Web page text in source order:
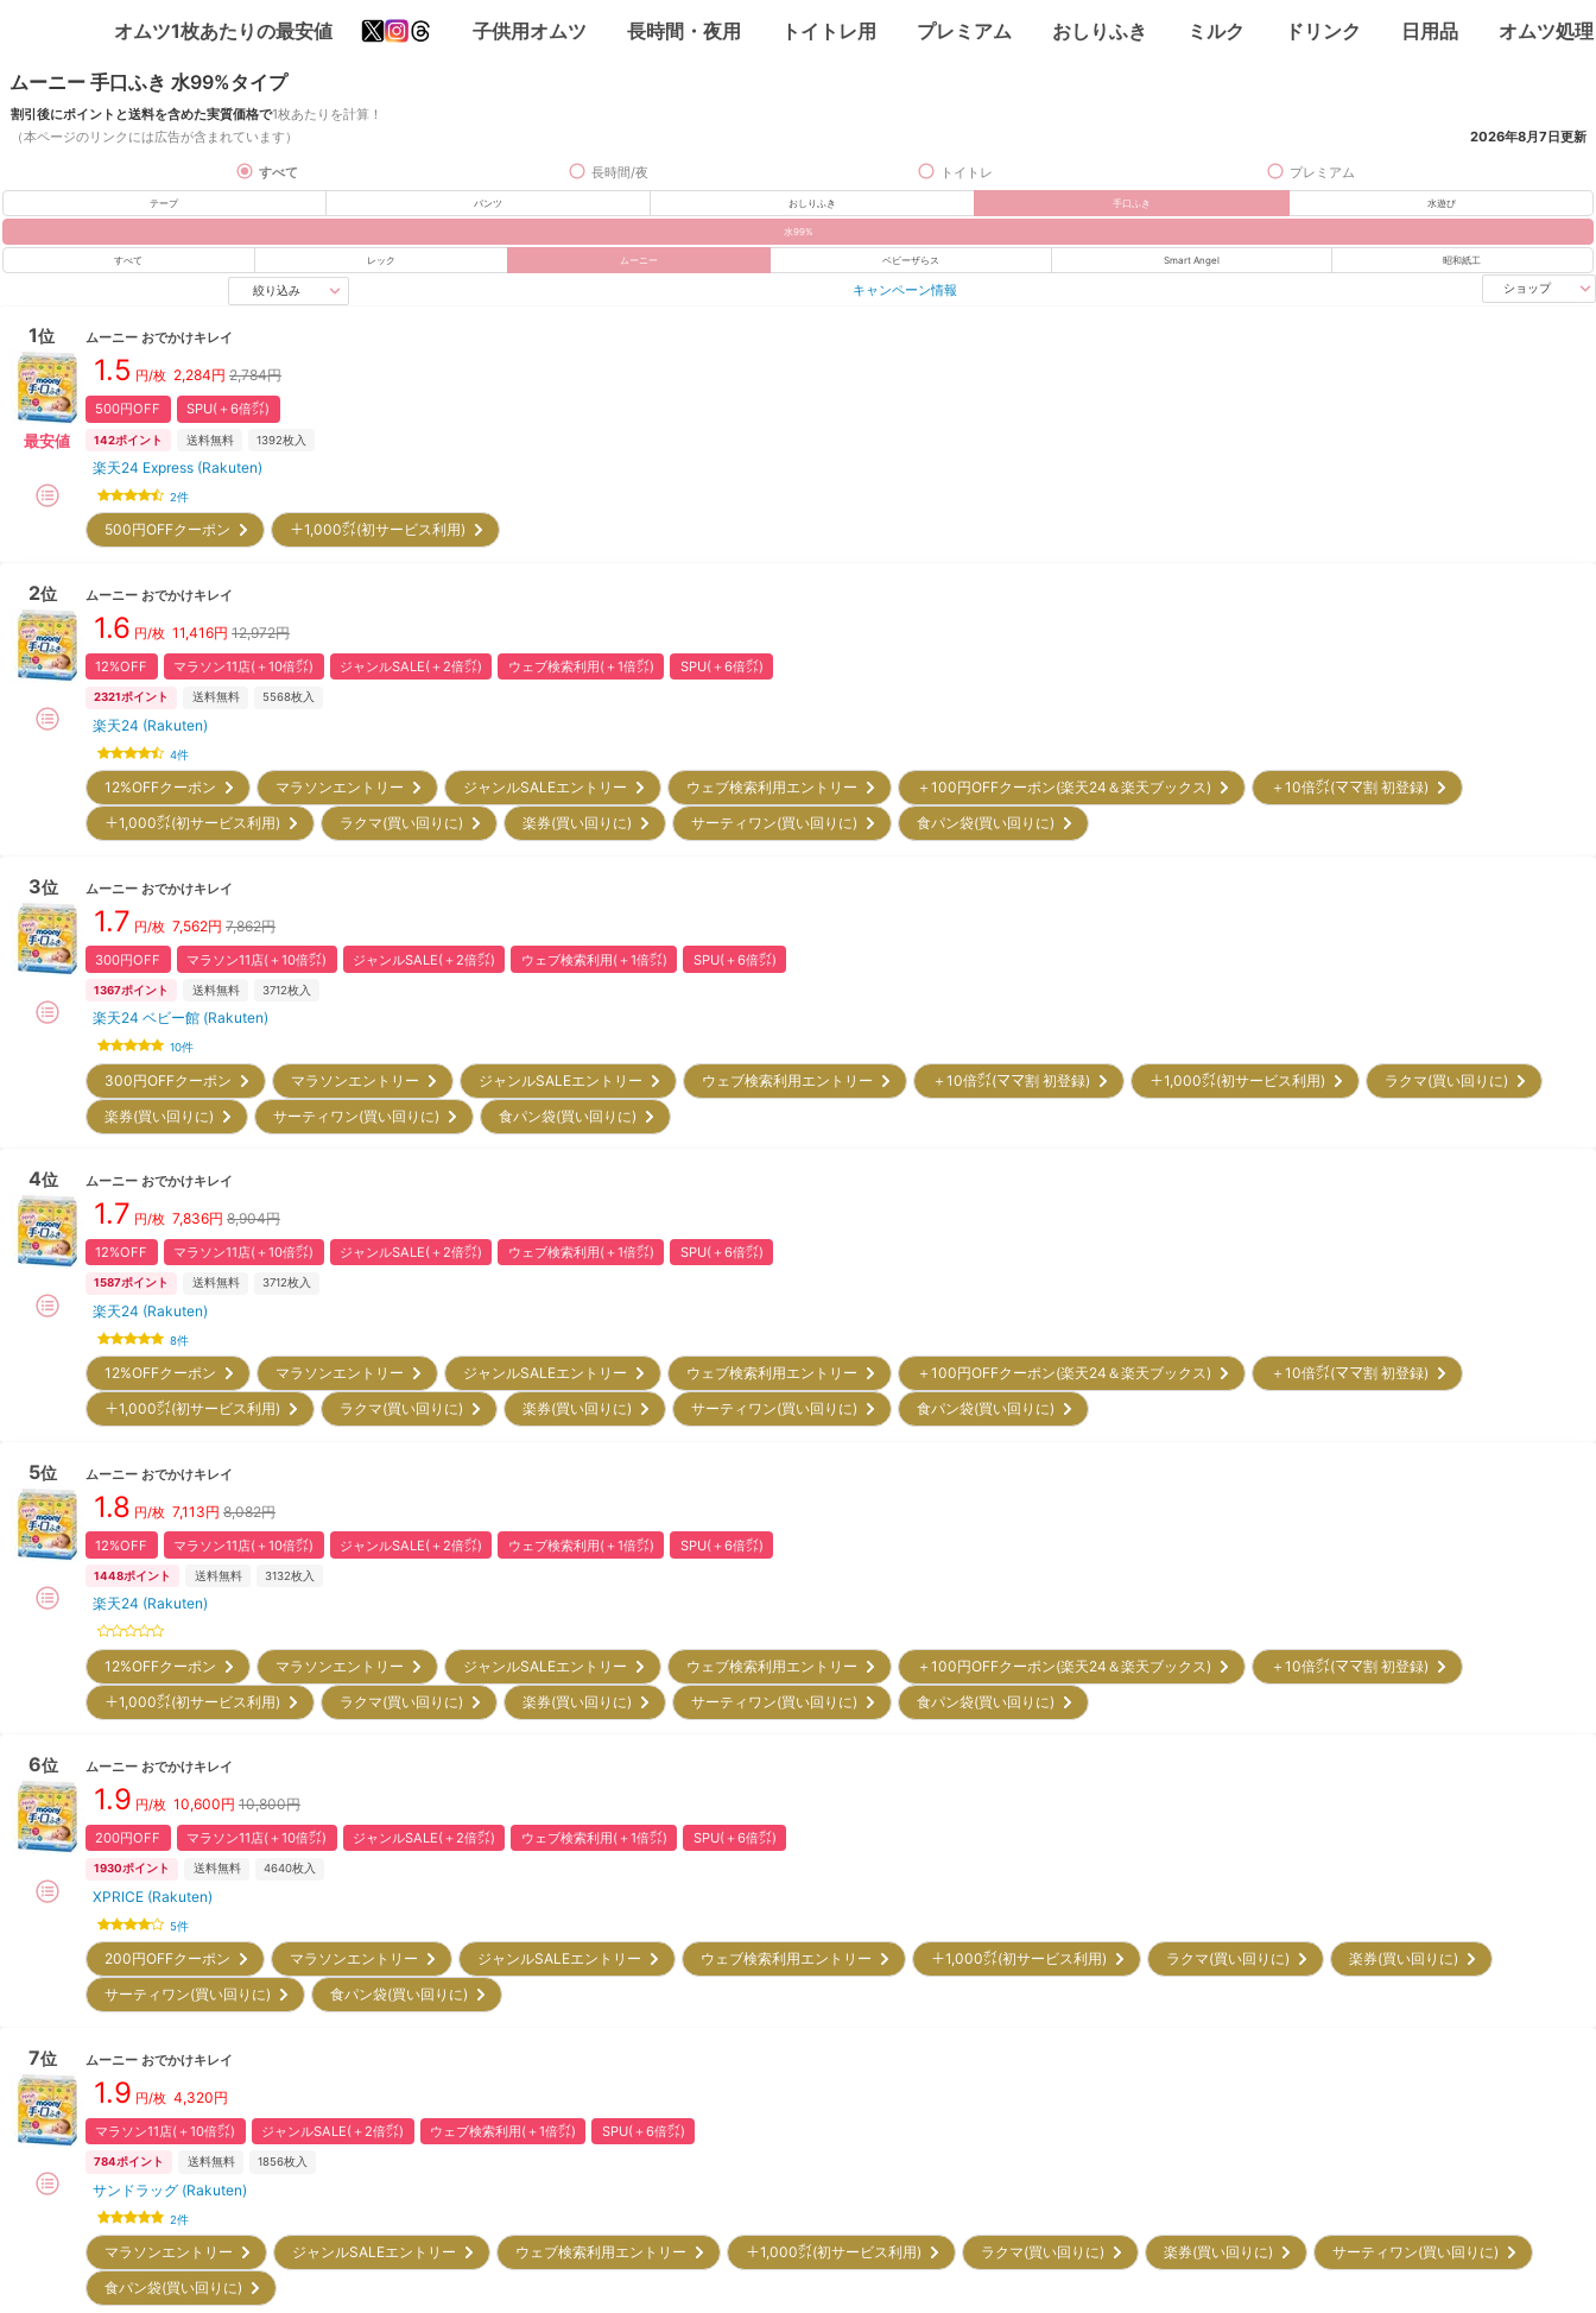
オムツ1枚あたりの最安値 子供用オムツ 長時間・夜用 トイトレ用 プレミアム おしりふき ミルク ドリンク 日用品 オムツ処理
ムーニー 手口ふき 水99%タイプ
割引後にポイントと送料を含めた実質価格で1枚あたりを計算！
（本ページのリンクには広告が含まれています）
2026年8月7日更新
すべて 長時間/夜 トイトレ プレミアム
テープ パンツ おしりふき 手口ふき 水遊び
水99%
すべて レック ムーニー ベビーザらス Smart Angel 昭和紙工
絞り込み キャンペーン情報 ショップ
1位
最安値
ムーニー おでかけキレイ
1.5 円/枚 2,284円 2,784円
500円OFF SPU(＋6倍㌽)
142ポイント 送料無料 1392枚入
楽天24 Express (Rakuten)
2件
500円OFFクーポン ＋1,000㌽(初サービス利用)
2位 ムーニー おでかけキレイ
1.6 円/枚 11,416円 12,972円
12%OFF マラソン11店(＋10倍㌽) ジャンルSALE(＋2倍㌽) ウェブ検索利用(＋1倍㌽) SPU(＋6倍㌽)
2321ポイント 送料無料 5568枚入
楽天24 (Rakuten)
4件
12%OFFクーポン マラソンエントリー ジャンルSALEエントリー ウェブ検索利用エントリー ＋100円OFFクーポン(楽天24＆楽天ブックス)
＋10倍㌽(ママ割 初登録)
＋1,000㌽(初サービス利用)
ラクマ(買い回りに) 楽券(買い回りに) サーティワン(買い回りに) 食パン袋(買い回りに)
3位 ムーニー おでかけキレイ
1.7 円/枚 7,562円 7,862円
300円OFF マラソン11店(＋10倍㌽) ジャンルSALE(＋2倍㌽) ウェブ検索利用(＋1倍㌽) SPU(＋6倍㌽)
1367ポイント 送料無料 3712枚入
楽天24 ベビー館 (Rakuten)
10件
300円OFFクーポン マラソンエントリー ジャンルSALEエントリー ウェブ検索利用エントリー ＋10倍㌽(ママ割 初登録) ＋1,000㌽(初サービス利用)
ラクマ(買い回りに)
楽券(買い回りに)
サーティワン(買い回りに) 食パン袋(買い回りに)
4位 ムーニー おでかけキレイ
1.7 円/枚 7,836円 8,904円
12%OFF マラソン11店(＋10倍㌽) ジャンルSALE(＋2倍㌽) ウェブ検索利用(＋1倍㌽) SPU(＋6倍㌽)
1587ポイント 送料無料 3712枚入
楽天24 (Rakuten)
8件
12%OFFクーポン マラソンエントリー ジャンルSALEエントリー ウェブ検索利用エントリー ＋100円OFFクーポン(楽天24＆楽天ブックス)
＋10倍㌽(ママ割 初登録)
＋1,000㌽(初サービス利用)
ラクマ(買い回りに) 楽券(買い回りに) サーティワン(買い回りに) 食パン袋(買い回りに)
5位 ムーニー おでかけキレイ
1.8 円/枚 7,113円 8,082円
12%OFF マラソン11店(＋10倍㌽) ジャンルSALE(＋2倍㌽) ウェブ検索利用(＋1倍㌽) SPU(＋6倍㌽)
1448ポイント 送料無料 3132枚入
楽天24 (Rakuten)
12%OFFクーポン マラソンエントリー ジャンルSALEエントリー ウェブ検索利用エントリー ＋100円OFFクーポン(楽天24＆楽天ブックス)
＋10倍㌽(ママ割 初登録)
＋1,000㌽(初サービス利用)
ラクマ(買い回りに) 楽券(買い回りに) サーティワン(買い回りに) 食パン袋(買い回りに)
6位 ムーニー おでかけキレイ
1.9 円/枚 10,600円 10,800円
200円OFF マラソン11店(＋10倍㌽) ジャンルSALE(＋2倍㌽) ウェブ検索利用(＋1倍㌽) SPU(＋6倍㌽)
1930ポイント 送料無料 4640枚入
XPRICE (Rakuten)
5件
200円OFFクーポン マラソンエントリー ジャンルSALEエントリー ウェブ検索利用エントリー ＋1,000㌽(初サービス利用) ラクマ(買い回りに)
楽券(買い回りに)
サーティワン(買い回りに)
食パン袋(買い回りに)
7位 ムーニー おでかけキレイ
1.9 円/枚 4,320円
マラソン11店(＋10倍㌽) ジャンルSALE(＋2倍㌽) ウェブ検索利用(＋1倍㌽) SPU(＋6倍㌽)
784ポイント 送料無料 1856枚入
サンドラッグ (Rakuten)
2件
マラソンエントリー ジャンルSALEエントリー ウェブ検索利用エントリー ＋1,000㌽(初サービス利用) ラクマ(買い回りに) 楽券(買い回りに)
サーティワン(買い回りに)
食パン袋(買い回りに)